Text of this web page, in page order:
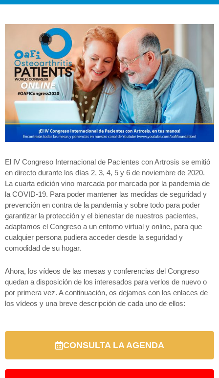
El IV Congreso Internacional de Pacientes con Artrosis se emitió
en directo durante los días 2, 3, 4, 5 y 6 de noviembre de 2020.
La cuarta edición vino marcada por marcada por la pandemia de
la COVID-19. Para poder mantener las medidas de seguridad y
prevención en contra de la pandemia y sobre todo para poder
garantizar la protección y el bienestar de nuestros pacientes,
adaptamos el Congreso a un entorno virtual y online, para que
cualquier persona pudiera acceder desde la seguridad y
comodidad de su hogar.
Ahora, los vídeos de las mesas y conferencias del Congreso
quedan a disposición de los interesados para verlos de nuevo o
por primera vez. A continuación, os dejamos con los enlaces de
los vídeos y una breve descripción de cada uno de ellos:
CONSULTA LA AGENDA